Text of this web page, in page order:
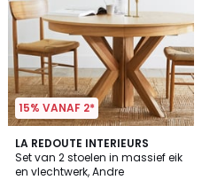
15% VANAF 2*
LA REDOUTE INTERIEURS
Set van 2 stoelen in massief eik
en vlechtwerk, Andre
4.9
/ 5